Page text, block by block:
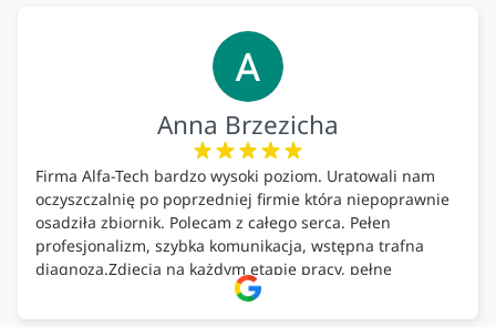
Anna Brzezicha
Firma Alfa-Tech bardzo wysoki poziom. Uratowali nam
oczyszczalnię po poprzedniej firmie która niepoprawnie
osadziła zbiornik. Polecam z całego serca. Pełen
profesjonalizm, szybka komunikacja, wstępna trafna
diagnoza.Zdjęcia na każdym etapie pracy, pełne
doradztwo.Dobrze wyszkoleni i znający się na rzeczy.
Podsumowując ekipa na wysokim poziomie, rzetelna.